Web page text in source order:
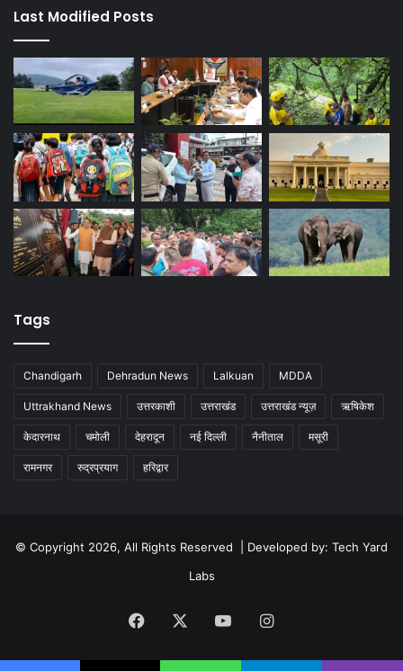
Last Modified Posts
Tags
Chandigarh Dehradun News Lalkuan MDDA
Uttrakhand News उत्तरकाशी उत्तराखंड उत्तराखंड न्यूज़ ऋषिकेश
केदारनाथ चमोली देहरादून नई दिल्ली नैनीताल मसूरी
रामनगर रुद्रप्रयाग हरिद्वार
© Copyright 2026, All Rights Reserved | Developed by: Tech Yard
Labs
Facebook YouTubeInstagram